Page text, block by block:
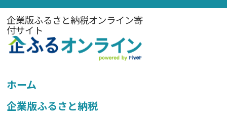
企業版ふるさと納税オンライン寄
付サイト
ホーム
企業版ふるさと納税